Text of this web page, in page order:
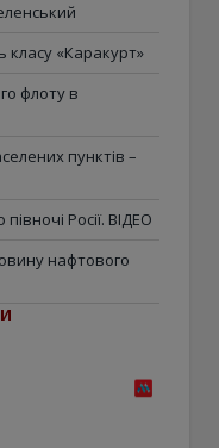
класу «Каракурт»
флоту в
пунктів –
Росії. ВІДЕО
нафтового